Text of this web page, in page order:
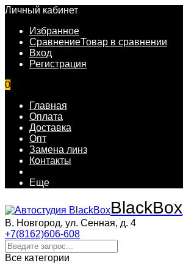
Личный кабинет
Избранное
СравнениеТовар в сравнении
Вход
Регистрация
0
Главная
Оплата
Доставка
Опт
Замена линз
Контакты
Еще
BlackBox
В. Новгород, ул. Сенная, д. 4
+7(8162)606-608
Все категории